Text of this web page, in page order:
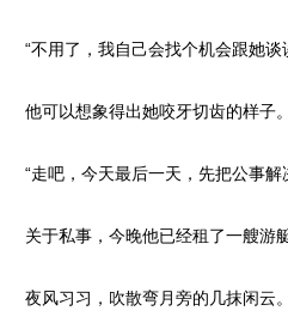
“不用了，我自己会找个机会跟她谈
他可以想象得出她咬牙切齿的样子。
“走吧，今天最后一天，先把公事解
关于私事，今晚他已经租了一艘游
夜风习习，吹散弯月旁的几抹闲云